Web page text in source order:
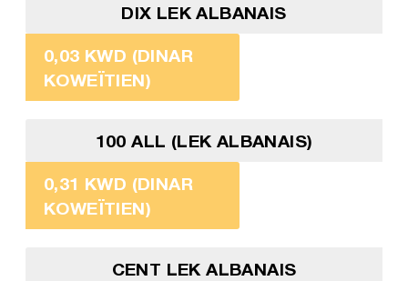
DIX LEK ALBANAIS
0,03 KWD (DINAR
KOWEÏTIEN)
100 ALL (LEK ALBANAIS)
0,31 KWD (DINAR
KOWEÏTIEN)
CENT LEK ALBANAIS